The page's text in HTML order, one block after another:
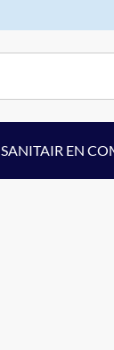
SANITAIR EN